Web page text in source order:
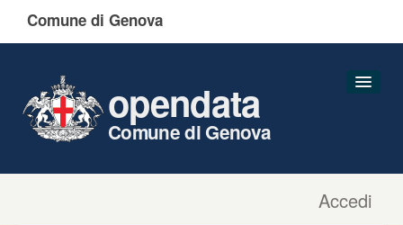
Comune di Genova
Accedi
opendata
Comune di Genova